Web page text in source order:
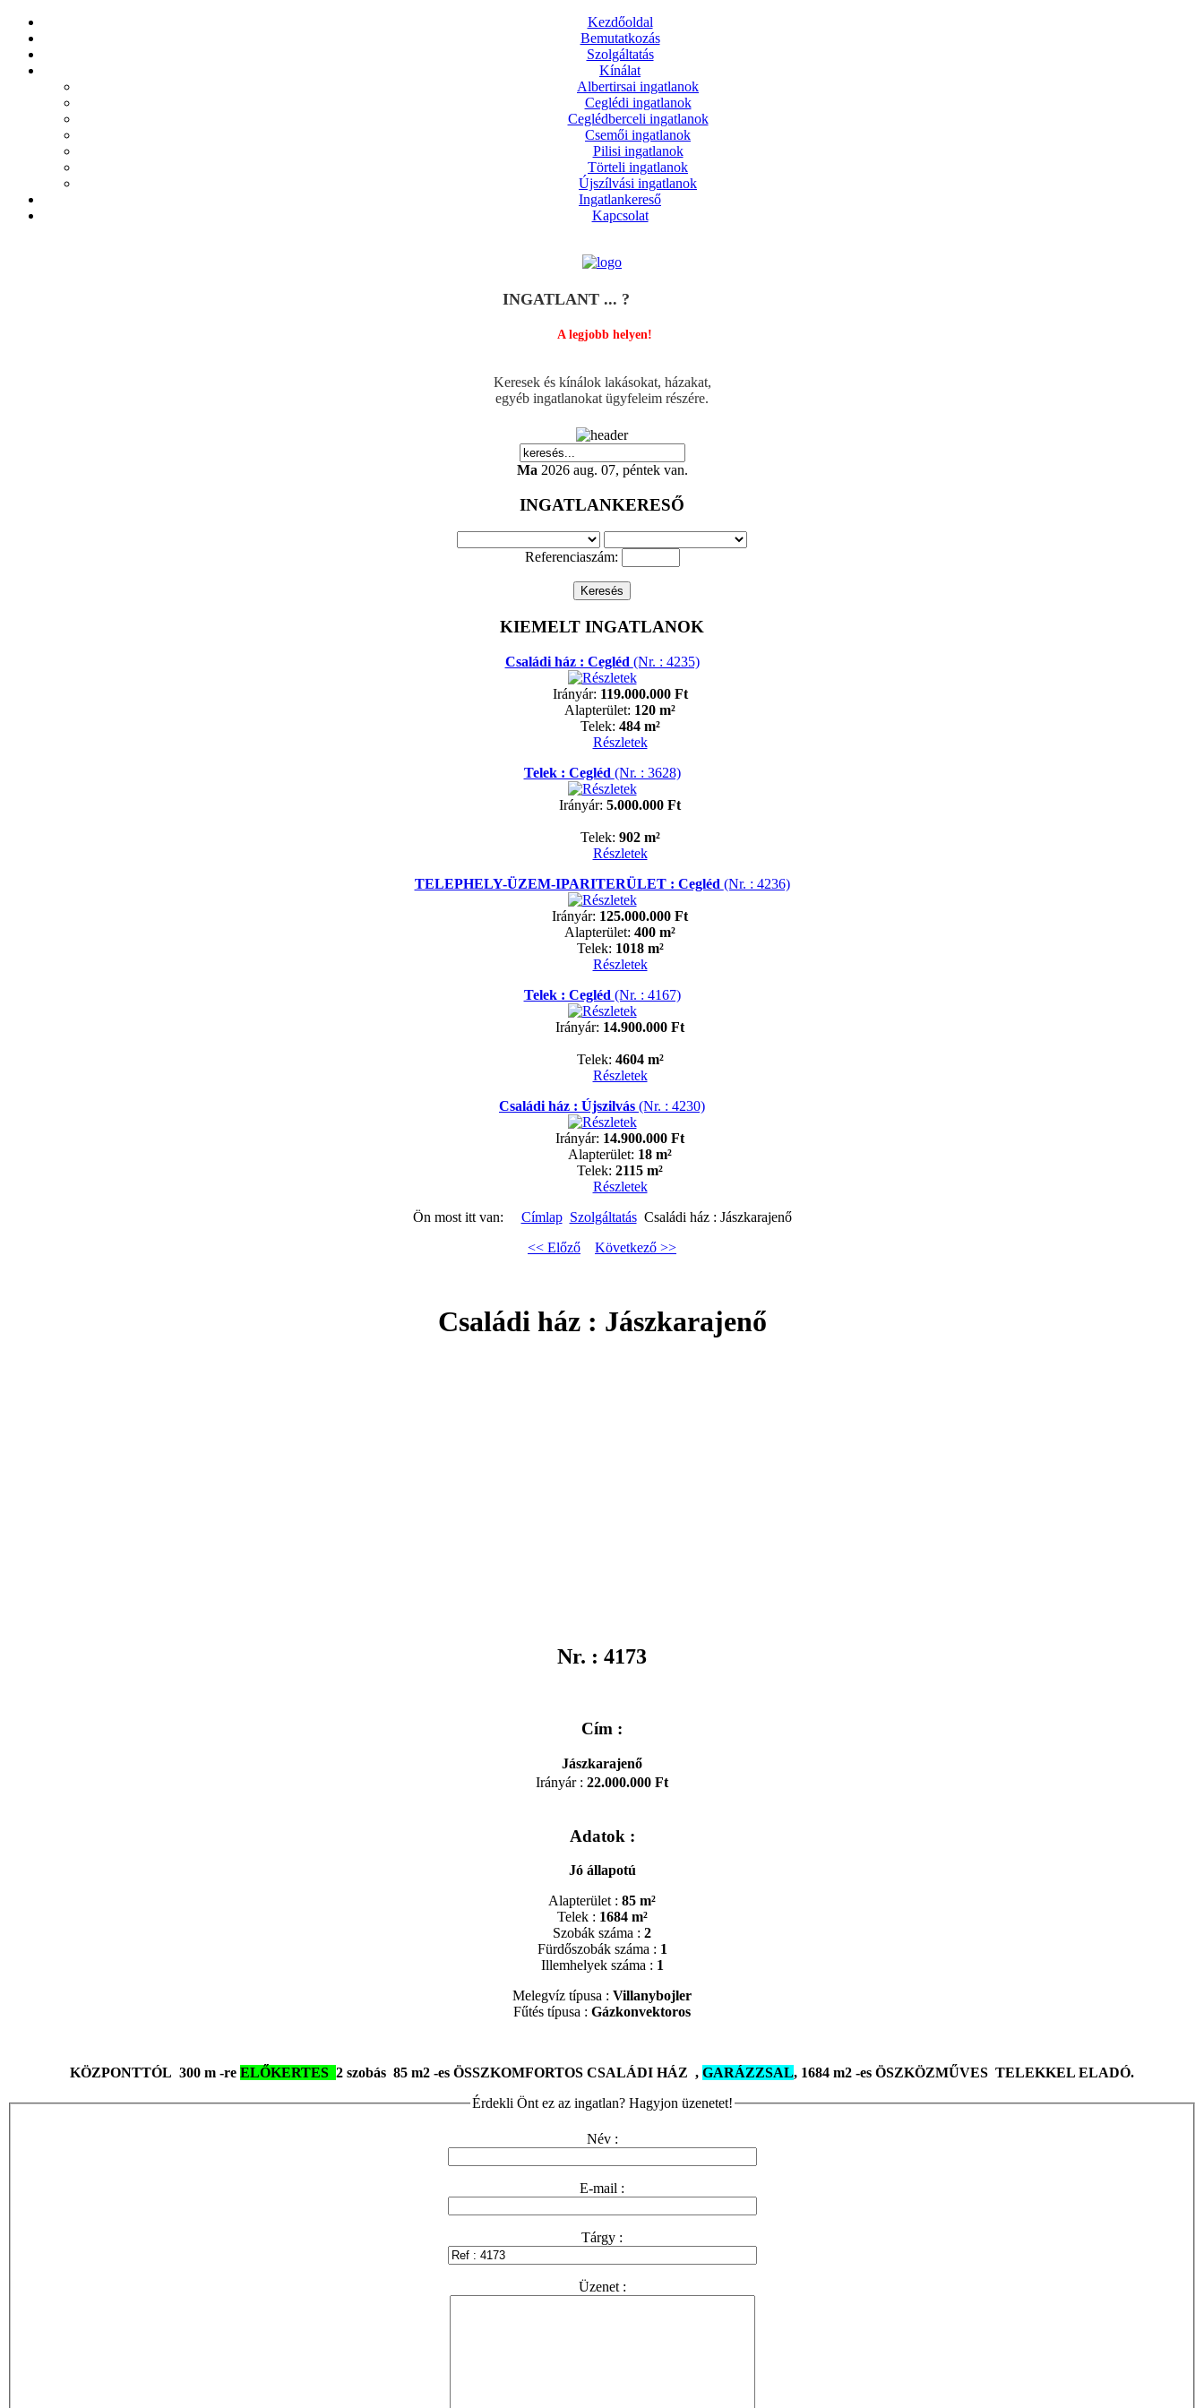
Kezdőoldal
Bemutatkozás
Szolgáltatás
Kínálat
Albertirsai ingatlanok
Ceglédi ingatlanok
Ceglédberceli ingatlanok
Csemői ingatlanok
Pilisi ingatlanok
Törteli ingatlanok
Újszílvási ingatlanok
Ingatlankereső
Kapcsolat
INGATLANT ... ?
A legjobb helyen!
Keresek és kínálok lakásokat, házakat,
egyéb ingatlanokat ügyfeleim részére.
Ma 2026 aug. 07, péntek van.
INGATLANKERESŐ
Referenciaszám:
KIEMELT INGATLANOK
Családi ház : Cegléd (Nr. : 4235)
Irányár: 119.000.000 Ft
Alapterület: 120 m²
Telek: 484 m²
Részletek
Telek : Cegléd (Nr. : 3628)
Irányár: 5.000.000 Ft
Telek: 902 m²
Részletek
TELEPHELY-ÜZEM-IPARITERÜLET : Cegléd (Nr. : 4236)
Irányár: 125.000.000 Ft
Alapterület: 400 m²
Telek: 1018 m²
Részletek
Telek : Cegléd (Nr. : 4167)
Irányár: 14.900.000 Ft
Telek: 4604 m²
Részletek
Családi ház : Újszilvás (Nr. : 4230)
Irányár: 14.900.000 Ft
Alapterület: 18 m²
Telek: 2115 m²
Részletek
Ön most itt van:
Címlap Szolgáltatás Családi ház : Jászkarajenő
<< Előző
Következő >>
Családi ház : Jászkarajenő
Nr. : 4173
Cím :
Jászkarajenő
Irányár : 22.000.000 Ft
Adatok :
Jó állapotú
Alapterület : 85 m²
Telek : 1684 m²
Szobák száma : 2
Fürdőszobák száma : 1
Illemhelyek száma : 1
Melegvíz típusa : Villanybojler
Fűtés típusa : Gázkonvektoros
KÖZPONTTÓL 300 m -re ELŐKERTES 2 szobás 85 m2 -es ÖSSZKOMFORTOS CSALÁDI HÁZ , GARÁZZSAL, 1684 m2 -es ÖSZKÖZMŰVES TELEKKEL ELADÓ.
Érdekli Önt ez az ingatlan? Hagyjon üzenetet!
Név :
E-mail :
Tárgy :
Üzenet :